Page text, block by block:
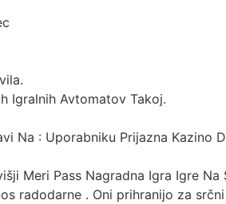
Igralnih Avtomatov Takoj.
Na : Uporabniku Prijazna Kazino
Meri Pass Nagradna Igra Igre Na
radodarne . Oni prihranijo za